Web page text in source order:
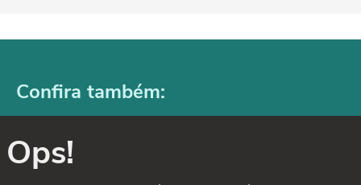
Confira também:
Ops!